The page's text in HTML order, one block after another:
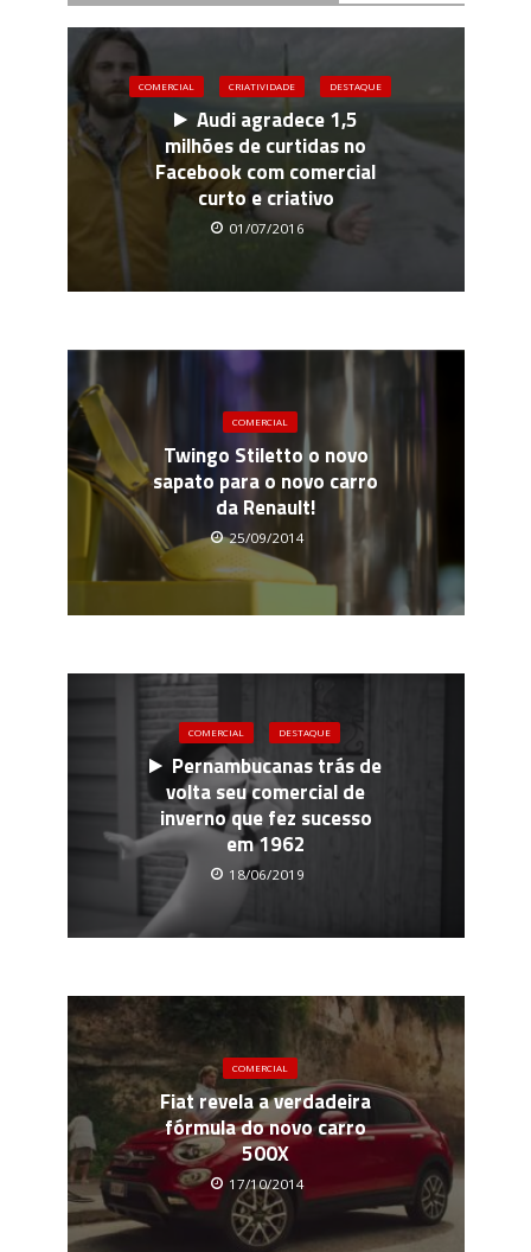
COMERCIAL CRIATIVIDADE DESTAQUE
Audi agradece 1,5
milhões de curtidas no
Facebook com comercial
curto e criativo
01/07/2016
COMERCIAL
Twingo Stiletto o novo
sapato para o novo carro
da Renault!
25/09/2014
COMERCIAL DESTAQUE
Pernambucanas trás de
volta seu comercial de
inverno que fez sucesso
em 1962
18/06/2019
COMERCIAL
Fiat revela a verdadeira
fórmula do novo carro
500X
17/10/2014